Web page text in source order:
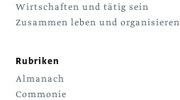
Wirtschaften und tätig sein
Zusammen leben und organisieren
Rubriken
Almanach
Commonie